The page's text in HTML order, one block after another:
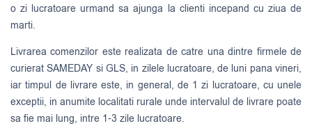
o zi lucratoare urmand sa ajunga la clienti incepand cu ziua de
marti.
Livrarea comenzilor este realizata de catre una dintre firmele de
curieratSAMEDAY si GLS, in zilele lucratoare, de luni pana vineri,
iar timpul de livrare este, in general, de 1 zi lucratoare, cu unele
exceptii, in anumite localitati rurale unde intervalul de livrare poate
sa fie mai lung, intre 1-3 zile lucratoare.